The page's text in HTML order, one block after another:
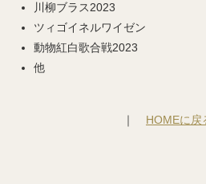
川柳ブラス2023
ツィゴイネルワイゼン
動物紅白歌合戦2023
他
｜ HOMEに戻